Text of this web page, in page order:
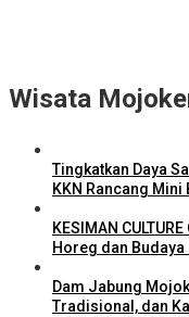
Wisata
Tingkatkan Daya
KKN Rancang
KESIMAN
Horeg dan
Dam Jabung
Tradisional, dan